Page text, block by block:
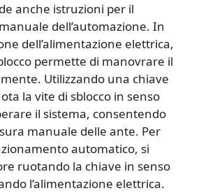
anche istruzioni per il
dell’automazione. In
dell’alimentazione elettrica,
permette di manovrare il
Utilizzando una chiave
la vite di sblocco in senso
il sistema, consentendo
manuale delle ante. Per
automatico, si
ruotando la chiave in senso
l’alimentazione elettrica.